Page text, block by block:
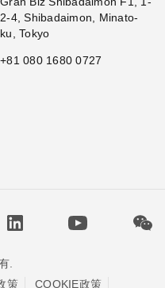
2-4, Shibadaimon, Minato-
ku, Tokyo
+81 080 1680 0727
.
策 COOKIE政策